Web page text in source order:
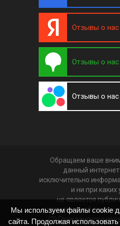
Отзывы о нас
Отзывы о
Отзывы о нас
Обращаем ваше
данный
исключительно
и ни при каких
не является
определяемой
(2) Гражданского
Мы используем файлы cookie
сайта. Продолжая